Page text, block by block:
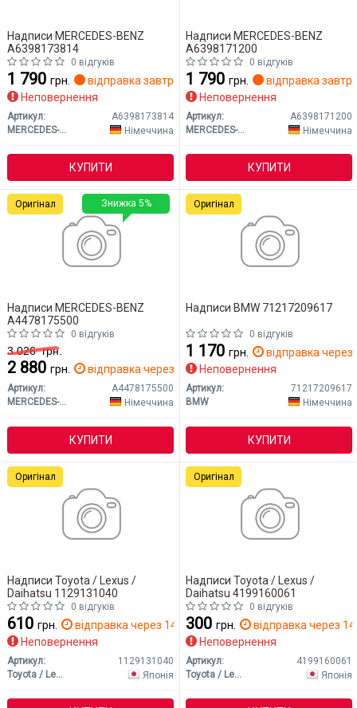
Надписи MERCEDES-BENZ
A6398173814
0 відгуків
1 790 грн.
відправка завтра
Неповернення
Артикул:
A6398173814
MERCEDES-BENZ
Німеччина
КУПИТИ
Надписи MERCEDES-BENZ
A6398171200
0 відгуків
1 790 грн.
відправка
Неповернення
Артикул:
A6398171200
MERCEDES-BENZ
Німеччина
КУПИТИ
Надписи MERCEDES-BENZ
A4478175500
0 відгуків
3 026грн.
2 880 грн. відправка через 2 дн.
Артикул:
A4478175500
MERCEDES-BENZ
Німеччина
КУПИТИ
Знижка 5%
Оригінал
Надписи BMW 71217209617
0 відгуків
1 170 грн.
відправка через
Неповернення
Артикул:
71217209617
BMW
Німеччина
КУПИТИ
Оригінал
Надписи Toyota / Lexus /
Daihatsu 1129131040
0 відгуків
610 грн.
відправка через 14 дн.
Неповернення
Артикул:
1129131040
Toyota / Lexus / Daihatsu
Японія
Оригінал
Надписи Toyota / Lexus /
Daihatsu 4199160061
0 відгуків
300 грн.
відправка через
Неповернення
Артикул:
4199160061
Toyota / Lexus / Daihatsu
Японія
Оригінал